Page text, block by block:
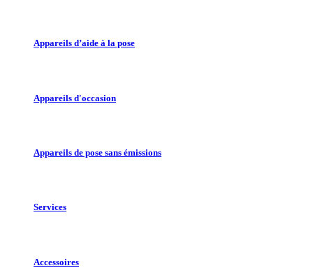
Appareils d’aide à la pose
Appareils d'occasion
Appareils de pose sans émissions
Services
Accessoires